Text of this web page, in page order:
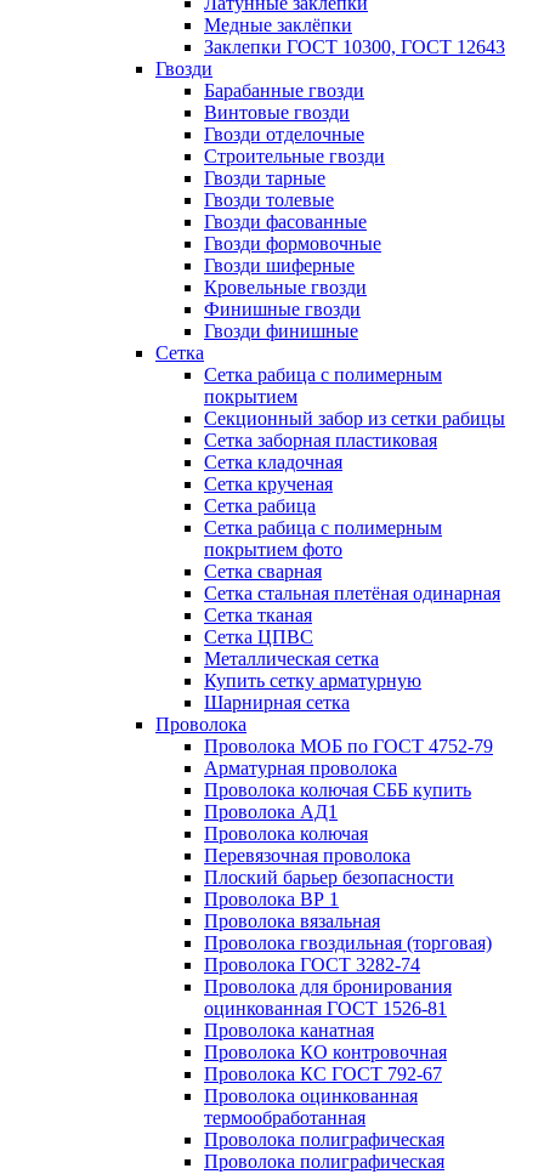
Медные заклёпки
Заклепки ГОСТ 10300, ГОСТ 12643
Гвозди
Барабанные гвозди
Винтовые гвозди
Гвозди отделочные
Строительные гвозди
Гвозди тарные
Гвозди толевые
Гвозди фасованные
Гвозди формовочные
Гвозди шиферные
Кровельные гвозди
Финишные гвозди
Гвозди финишные
Сетка
Сетка рабица с полимерным
покрытием
Секционный забор из сетки рабицы
Сетка заборная пластиковая
Сетка кладочная
Сетка крученая
Сетка рабица
Сетка рабица с полимерным
покрытием фото
Сетка сварная
Сетка стальная плетёная одинарная
Сетка тканая
Сетка ЦПВС
Металлическая сетка
Купить сетку арматурную
Шарнирная сетка
Проволока
Проволока МОБ по ГОСТ 4752-79
Арматурная проволока
Проволока колючая СББ купить
Проволока АД1
Проволока колючая
Перевязочная проволока
Плоский барьер безопасности
Проволока ВР 1
Проволока вязальная
Проволока гвоздильная (торговая)
Проволока ГОСТ 3282-74
Проволока для бронирования
оцинкованная ГОСТ 1526-81
Проволока канатная
Проволока КО контровочная
Проволока КС ГОСТ 792-67
Проволока оцинкованная
термообработанная
Проволока полиграфическая
Проволока полиграфическая